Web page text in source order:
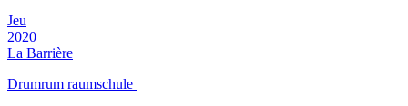
Jeu
2020
La Barrière
Drumrum raumschule